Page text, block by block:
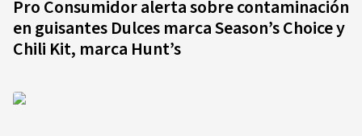
Pro Consumidor alerta sobre contaminación
en guisantes Dulces marca Season’s Choice y
Chili Kit, marca Hunt’s